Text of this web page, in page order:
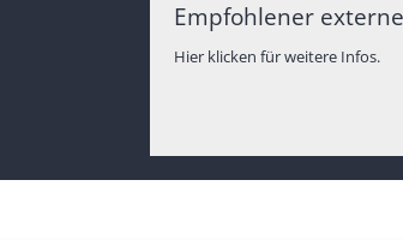
Empfohlener
Hier klicken für weitere Infos.